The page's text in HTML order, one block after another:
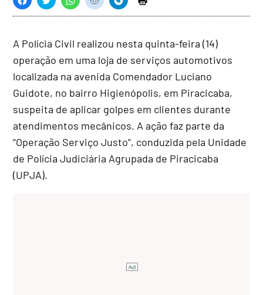
A Polícia Civil realizou nesta quinta-feira (14)
operação em uma loja de serviços automotivos
localizada na avenida Comendador Luciano
Guidote, no bairro Higienópolis, em Piracicaba,
suspeita de aplicar golpes em clientes durante
atendimentos mecânicos. A ação faz parte da
“Operação Serviço Justo”, conduzida pela Unidade
de Polícia Judiciária Agrupada de Piracicaba
(UPJA).